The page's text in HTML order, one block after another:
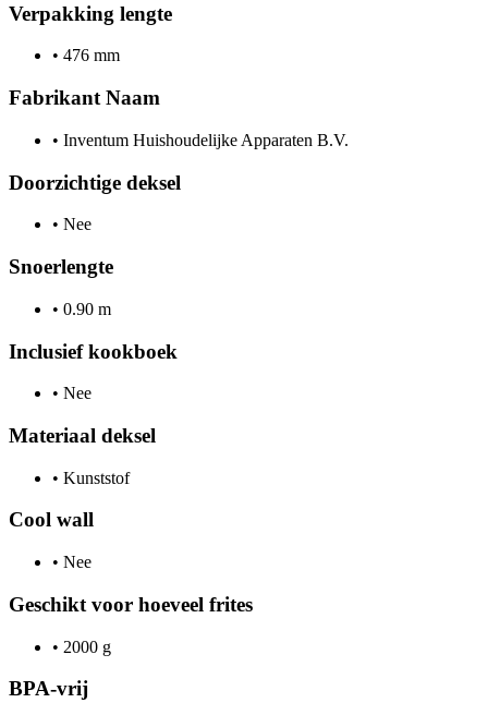
Verpakking lengte
• 476 mm
Fabrikant Naam
• Inventum Huishoudelijke Apparaten B.V.
Doorzichtige deksel
• Nee
Snoerlengte
• 0.90 m
Inclusief kookboek
• Nee
Materiaal deksel
• Kunststof
Cool wall
• Nee
Geschikt voor hoeveel frites
• 2000 g
BPA-vrij